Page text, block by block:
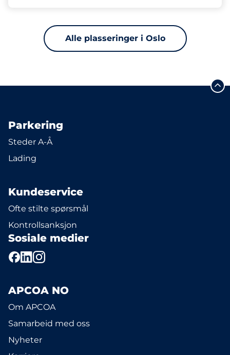
Alle plasseringer i Oslo
Parkering
Steder A-Å
Lading
Kundeservice
Ofte stilte spørsmål
Kontrollsanksjon
Sosiale medier
APCOA NO
Om APCOA
Samarbeid med oss
Nyheter